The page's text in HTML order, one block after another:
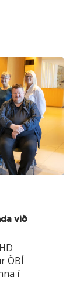
við
ÖBÍ
í